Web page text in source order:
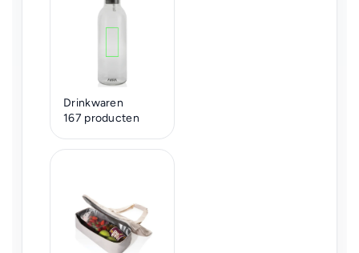
Drinkwaren
167 producten